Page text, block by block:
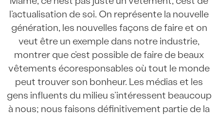
l’actualisation de soi. On représente la nouvelle
génération, les nouvelles façons de faire et on
veut être un exemple dans notre industrie,
montrer que c’est possible de faire de beaux
vêtements écoresponsables où tout le monde
peut trouver son bonheur. Les médias et les
gens influents du milieu s’intéressent beaucoup
à nous; nous faisons définitivement partie de la